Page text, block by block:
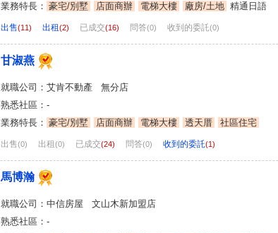
業務特長： 豪宅/別墅 店面商辦 電梯大樓 廠房/土地 精通日語
出售(11) 出租(2) 已成交(16) 問答(0) 收到的委託(0)
甘淑燕
就職公司：艾肯不動產 無分店
熟悉社區：-
業務特長： 豪宅/別墅 店面商辦 電梯大樓 透天厝 社區住宅
出售(0) 出租 (0) 已成交(24) 問答(0) 收到的委託(1)
馬博瀚
就職公司：中信房屋 文山木新加盟店
熟悉社區：-